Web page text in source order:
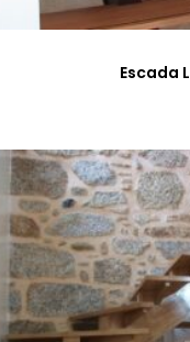
Escada L